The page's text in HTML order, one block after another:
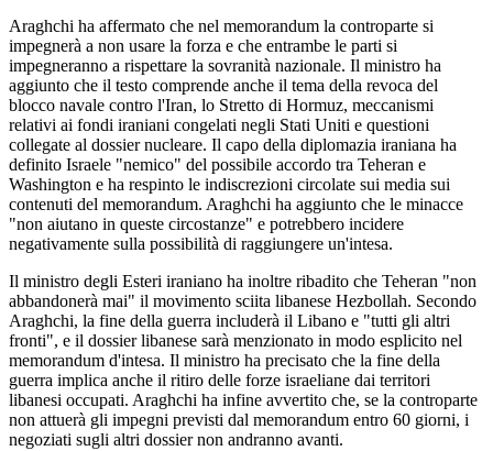
Araghchi ha affermato che nel memorandum la controparte si
impegnerà a non usare la forza e che entrambe le parti si
impegneranno a rispettare la sovranità nazionale. Il ministro ha
aggiunto che il testo comprende anche il tema della revoca del
blocco navale contro l'Iran, lo Stretto di Hormuz, meccanismi
relativi ai fondi iraniani congelati negli Stati Uniti e questioni
collegate al dossier nucleare. Il capo della diplomazia iraniana ha
definito Israele "nemico" del possibile accordo tra Teheran e
Washington e ha respinto le indiscrezioni circolate sui media sui
contenuti del memorandum. Araghchi ha aggiunto che le minacce
"non aiutano in queste circostanze" e potrebbero incidere
negativamente sulla possibilità di raggiungere un'intesa.
Il ministro degli Esteri iraniano ha inoltre ribadito che Teheran "non
abbandonerà mai" il movimento sciita libanese Hezbollah. Secondo
Araghchi, la fine della guerra includerà il Libano e "tutti gli altri
fronti", e il dossier libanese sarà menzionato in modo esplicito nel
memorandum d'intesa. Il ministro ha precisato che la fine della
guerra implica anche il ritiro delle forze israeliane dai territori
libanesi occupati. Araghchi ha infine avvertito che, se la controparte
non attuerà gli impegni previsti dal memorandum entro 60 giorni, i
negoziati sugli altri dossier non andranno avanti.